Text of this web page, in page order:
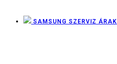
SAMSUNG SZERVIZ ÁRAK